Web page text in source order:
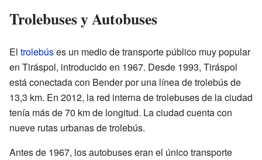
Trolebuses y Autobuses
El trolebúses un medio de transporte público muy popular
en Tiráspol, introducido en 1967. Desde 1993, Tiráspol
está conectada con Bender por una línea de trolebús de
13,3 km. En 2012, la red interna de trolebuses de la ciudad
tenía más de 70 km de longitud. La ciudad cuenta con
nueve rutas urbanas de trolebús.
Antes de 1967, los autobuses eran el único transporte